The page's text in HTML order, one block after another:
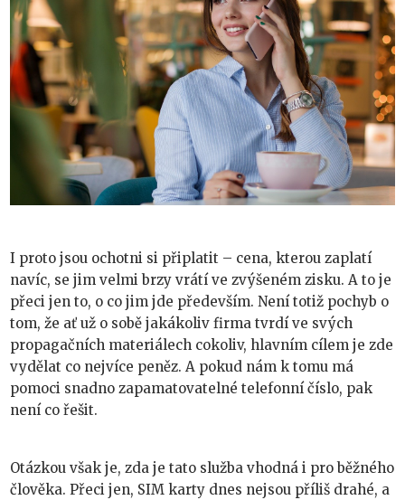
I proto jsou ochotni si připlatit – cena, kterou zaplatí
navíc, se jim velmi brzy vrátí ve zvýšeném zisku. A to je
přeci jen to, o co jim jde především. Není totiž pochyb o
tom, že ať už o sobě jakákoliv firma tvrdí ve svých
propagačních materiálech cokoliv, hlavním cílem je zde
vydělat co nejvíce peněz. A pokud nám k tomu má
pomoci snadno zapamatovatelné telefonní číslo, pak
není co řešit.
Otázkou však je, zda je tato služba vhodná i pro běžného
člověka. Přeci jen, SIM karty dnes nejsou příliš drahé, a